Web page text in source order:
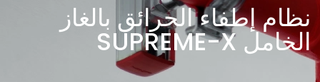
نظام إطفاء الحرائق بالغاز
الخامل SUPREME-X